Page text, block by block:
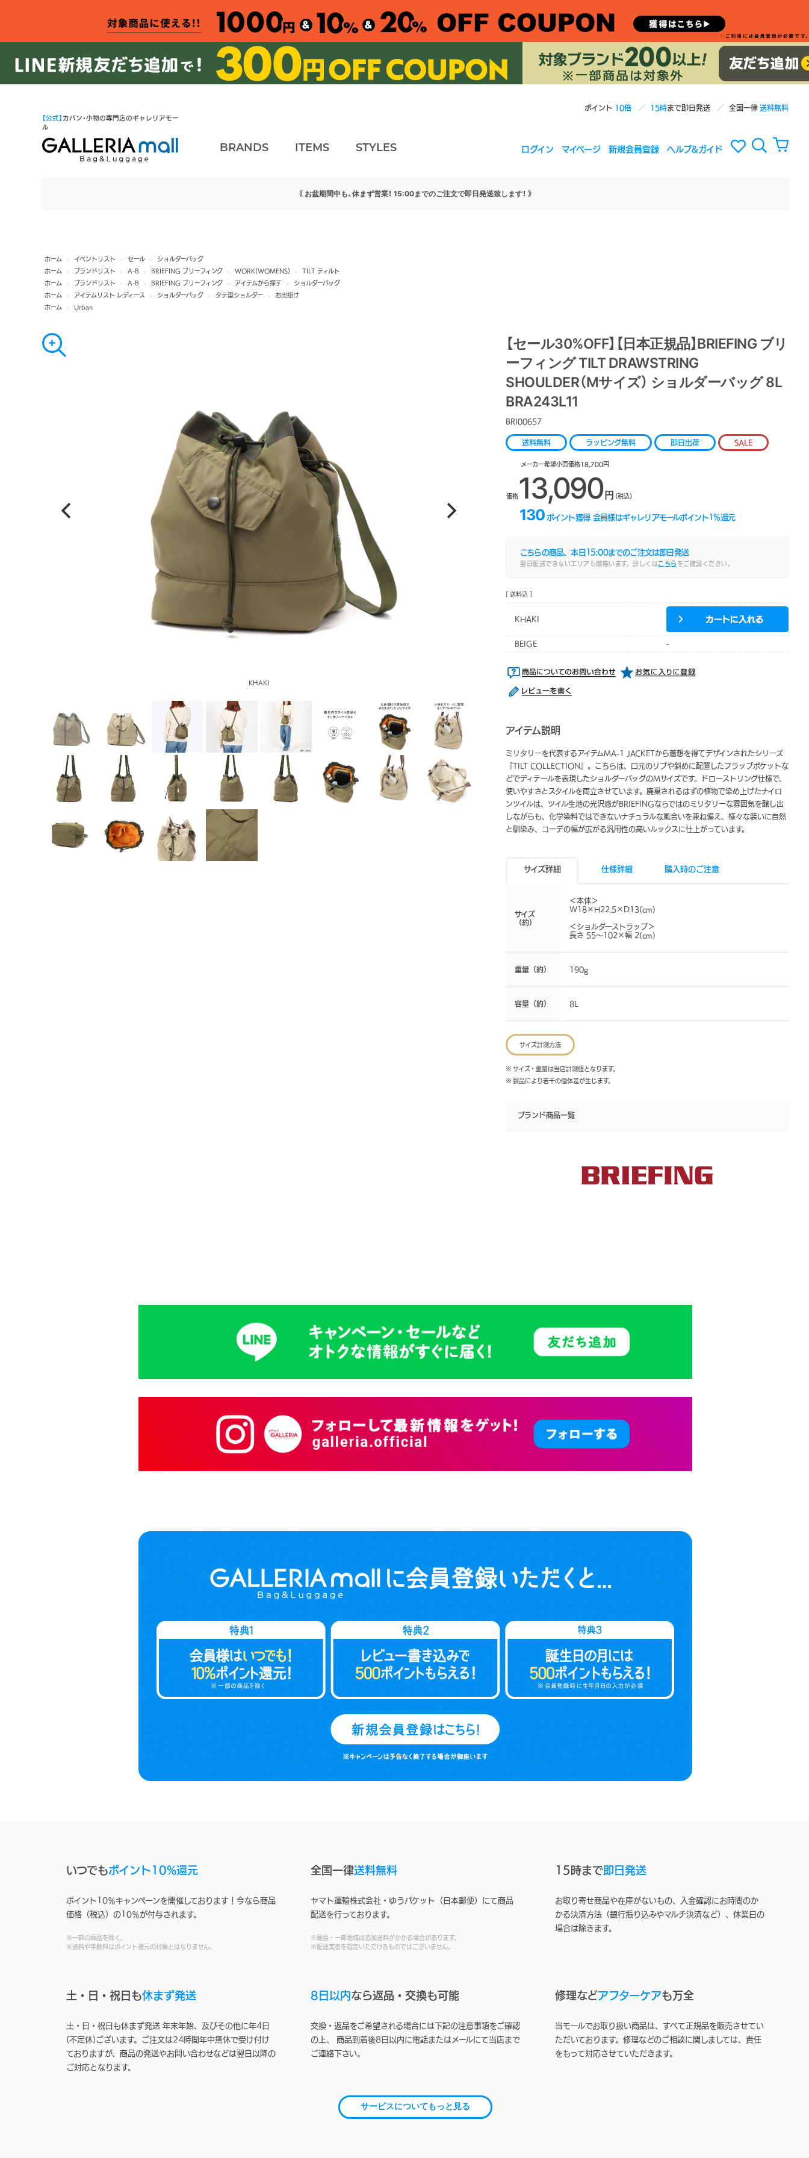
ポイント 10倍 15時まで即日発送 全国一律送料無料
【公式】 カバン・小物の専門店のギャレリアモー
ル
BRANDS ITEMS STYLES ログイン マイページ 新規会員登録 ヘルプ&ガイド
《 お盆期間中も、休まず営業！ 15:00までのご注文で即日発送致します！ 》
ホーム > イベントリスト > セール >
ショルダーバッグ
ホーム
> ブランドリスト > A-B > BRIEFING ブリーフィング > WORK(WOMENS) >
TILT ティルト
ホーム
> ブランドリスト > A-B > BRIEFING ブリーフィング > アイテムから探す >
ショルダーバッグ
ホーム
> アイテムリスト レディース > ショルダーバッグ > タテ型ショルダー >
お出掛け
ホーム
> Urban
【セール30%OFF】【日本正規品】BRIEFING ブリ
ーフィング TILT DRAWSTRING
SHOULDER（Mサイズ） ショルダーバッグ 8L
BRA243L11
BRI00657
送料無料 ラッピング無料 即日出荷 SALE
メーカー希望小売価格18,700円
価格 13,090円 (税込)
130 ポイント獲得 会員様はギャレリアモールポイント 1%還元
こちらの商品、本日 15:00までのご注文は即日発送
翌日配送できないエリアも御座います。詳しくはこちら をご確認ください。
[ 送料込 ]
KHAKI
BEIGE -
アイテム説明
ミリタリーを代表するアイテムMA-1 JACKETから着想を得てデザインされたシリーズ
『TILT COLLECTION』。こちらは、口元のリブや斜めに配置したフラップポケットな
どでディテールを表現したショルダーバッグのMサイズです。ドローストリング仕様で、
使いやすさとスタイルを両立させています。廃棄されるはずの植物で染め上げたナイロ
ンツイルは、ツイル生地の光沢感がBRIEFINGならではのミリタリーな雰囲気を醸し出
しながらも、化学染料ではできないナチュラルな風合いを兼ね備え、様々な装いに自然
と馴染み、コーデの幅が広がる汎用性の高いルックスに仕上がっています。
サイズ詳細 仕様詳細 購入時のご注意
サイズ
（約）
＜本体＞
W18×H22.5×D13(cm)
＜ショルダーストラップ＞
長さ 55～102×幅 2(cm)
重量（約） 190g
容量（約） 8L
サイズ計測方法
※ サイズ・重量は当店計測値となります。
※ 製品により若干の個体差が生じます。
ブランド商品一覧
KHAKI
いつでもポイント10%還元
ポイント10％キャンペーンを開催しております！今なら商品
価格（税込）の10％が付与されます。
※一部の商品を除く。
※送料や手数料はポイント還元の対象とはなりません。
全国一律送料無料
ヤマト運輸株式会社・ゆうパケット（日本郵便）にて商品
配送を行っております。
※離島・一部地域は追加送料がかかる場合があります。
※配達業者を指定いただけるものではございません。
15時まで即日発送
お取り寄せ商品や在庫がないもの、入金確認にお時間のか
かる決済方法（銀行振り込みやマルチ決済など）、休業日の
場合は除きます。
土・日・祝日も休まず発送
土・日・祝日も休まず発送 年末年始、及びその他に年4日
(不定休)ございます。ご注文は24時間年中無休で受け付け
ておりますが、商品の発送やお問い合わせなどは翌日以降の
ご対応となります。
8日以内なら返品・交換も可能
交換・返品をご希望される場合には下記の注意事項をご確認
の上、 商品到着後8日以内に電話またはメールにて当店まで
ご連絡下さい。
修理などアフターケアも万全
当モールでお取り扱い商品は、すべて正規品を販売させてい
ただいております。修理などのご相談に関しましては、責任
をもって対応させていただきます。
サービスについてもっと見る